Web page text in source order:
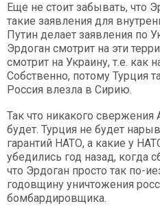
Еще не стоит забывать, что
такие заявления для
Путин делает заявления по
Эрдоган смотрит на эти
смотрит на Украину, т.е. как
Собственно, потому Турция
Россия влезла в Сирию.
Так что никакого свержения
будет. Турция не будет
гарантий НАТО, а какие у
убедились год назад, когда
что Эрдоган просто так по-
годовщину уничтожения
бомбардировщика.